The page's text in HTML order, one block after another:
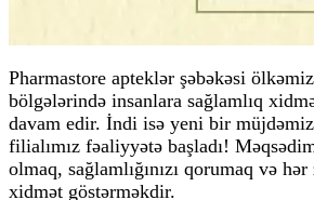
Pharmastore apteklər şəbəkəsi
bölgələrində insanlara sağlamlıq
davam edir. İndi isə yeni bir
filialımız fəaliyyətə başladı!
olmaq, sağlamlığınızı qorumaq və
xidmət göstərməkdir.